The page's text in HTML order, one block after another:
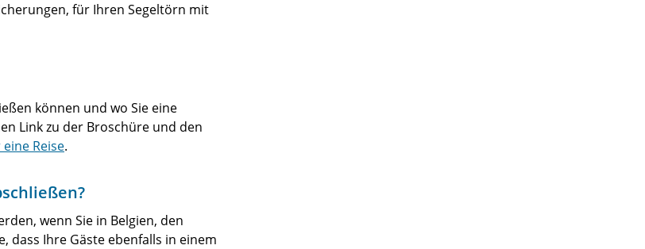
für Ihren Segeltörn mit
können und wo Sie eine
Link zu der Broschüre und den
Reise.
wenn Sie in Belgien, den
dass Ihre Gäste ebenfalls in einem